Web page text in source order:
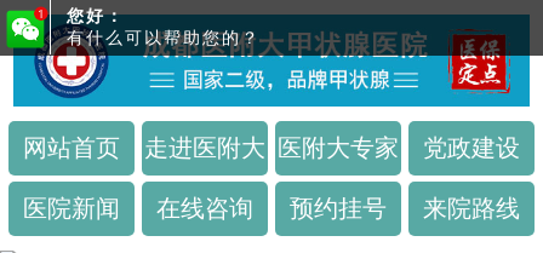
网站首页 走进医附大 医附大专家 党政建设
医院新闻 在线咨询 预约挂号 来院路线
您好：
有什么可以帮助您的？